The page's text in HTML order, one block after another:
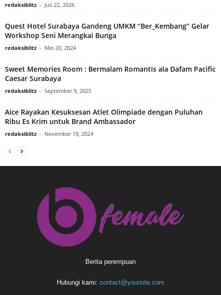
redaksiblitz - Juli 22, 2026
Quest Hotel Surabaya Gandeng UMKM “Ber_Kembang” Gelar
Workshop Seni Merangkai Bunga
redaksiblitz - Mei 20, 2024
Sweet Memories Room : Bermalam Romantis ala Dafam Pacific
Caesar Surabaya
redaksiblitz - September 9, 2025
Aice Rayakan Kesuksesan Atlet Olimpiade dengan Puluhan
Ribu Es Krim untuk Brand Ambassador
redaksiblitz - November 19, 2024
Berita perempuan
Hubungi kami: contact@yoursite.com